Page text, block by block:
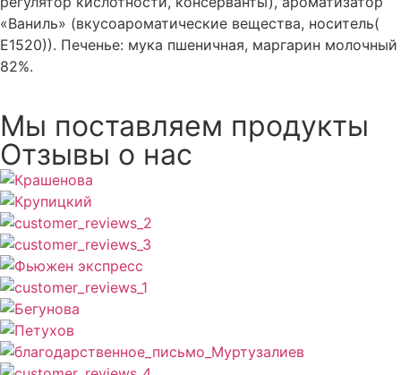
«Ваниль» (вкусоароматические вещества, носитель(
Е1520)). Печенье: мука пшеничная, маргарин молочный
82%.
Мы поставляем продукты
Отзывы о нас